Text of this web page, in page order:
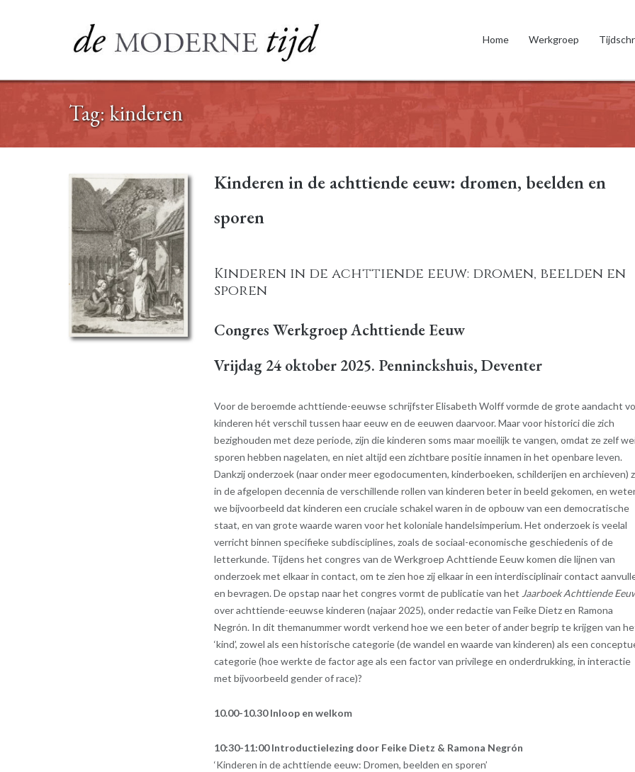
Home Werkgroep
Tag:kinderen
Kinderen in de achttiende eeuw: dromen, beelden en
sporen
Kinderen in de achttiende eeuw: dromen, beelden en
sporen
Congres Werkgroep Achttiende Eeuw
Vrijdag 24 oktober 2025. Penninckshuis, Deventer
Voor de beroemde achttiende-eeuwse schrijfster Elisabeth Wolff vormde de grote aandacht
kinderen hét verschil tussen haar eeuw en de eeuwen daarvoor. Maar voor historici die zich
bezighouden met deze periode, zijn die kinderen soms maar moeilijk te vangen, omdat ze zelf
sporen hebben nagelaten, en niet altijd een zichtbare positie innamen in het openbare leven.
Dankzij onderzoek (naar onder meer egodocumenten, kinderboeken, schilderijen en archieven)
in de afgelopen decennia de verschillende rollen van kinderen beter in beeld gekomen, en
we bijvoorbeeld dat kinderen een cruciale schakel waren in de opbouw van een democratische
staat, en van grote waarde waren voor het koloniale handelsimperium. Het onderzoek is veelal
verricht binnen specifieke subdisciplines, zoals de sociaal-economische geschiedenis of de
letterkunde. Tijdens het congres van de Werkgroep Achttiende Eeuw komen die lijnen van
onderzoek met elkaar in contact, om te zien hoe zij elkaar in een interdisciplinair contact
en bevragen. De opstap naar het congres vormt de publicatie van het Jaarboek Achttiende
over achttiende-eeuwse kinderen (najaar 2025), onder redactie van Feike Dietz en Ramona
Negrón. In dit themanummer wordt verkend hoe we een beter of ander begrip te krijgen van
‘kind’, zowel als een historische categorie (de wandel en waarde van kinderen) als een
categorie (hoe werkte de factor age als een factor van privilege en onderdrukking, in interactie
met bijvoorbeeld gender of race)?
10.00-10.30 Inloop en welkom
10:30-11:00 Introductielezing door Feike Dietz & Ramona Negrón
‘Kinderen in de achttiende eeuw: Dromen, beelden en sporen’